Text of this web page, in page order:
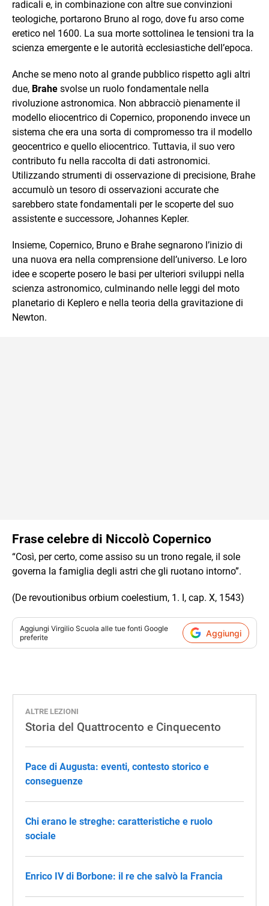
radicali e, in combinazione con altre sue convinzioni
teologiche, portarono Bruno al rogo, dove fu arso come
eretico nel 1600. La sua morte sottolinea le tensioni tra la
scienza emergente e le autorità ecclesiastiche dell’epoca.
Anche se meno noto al grande pubblico rispetto agli altri
due, Brahe svolse un ruolo fondamentale nella
rivoluzione astronomica. Non abbracciò pienamente il
modello eliocentrico di Copernico, proponendo invece un
sistema che era una sorta di compromesso tra il modello
geocentrico e quello eliocentrico. Tuttavia, il suo vero
contributo fu nella raccolta di dati astronomici.
Utilizzando strumenti di osservazione di precisione, Brahe
accumulò un tesoro di osservazioni accurate che
sarebbero state fondamentali per le scoperte del suo
assistente e successore, Johannes Kepler.
Insieme, Copernico, Bruno e Brahe segnarono l’inizio di
una nuova era nella comprensione dell’universo. Le loro
idee e scoperte posero le basi per ulteriori sviluppi nella
scienza astronomico, culminando nelle leggi del moto
planetario di Keplero e nella teoria della gravitazione di
Newton.
Frase celebre di Niccolò Copernico
“Così, per certo, come assiso su un trono regale, il sole
governa la famiglia degli astri che gli ruotano intorno”.
(De revoutionibus orbium coelestium, 1. I, cap. X, 1543)
Aggiungi Virgilio Scuola alle tue fonti Google
preferite
Aggiungi
ALTRE LEZIONI
Storia del Quattrocento e Cinquecento
Pace di Augusta: eventi, contesto storico e
conseguenze
Chi erano le streghe: caratteristiche e ruolo
sociale
Enrico IV di Borbone: il re che salvò la Francia